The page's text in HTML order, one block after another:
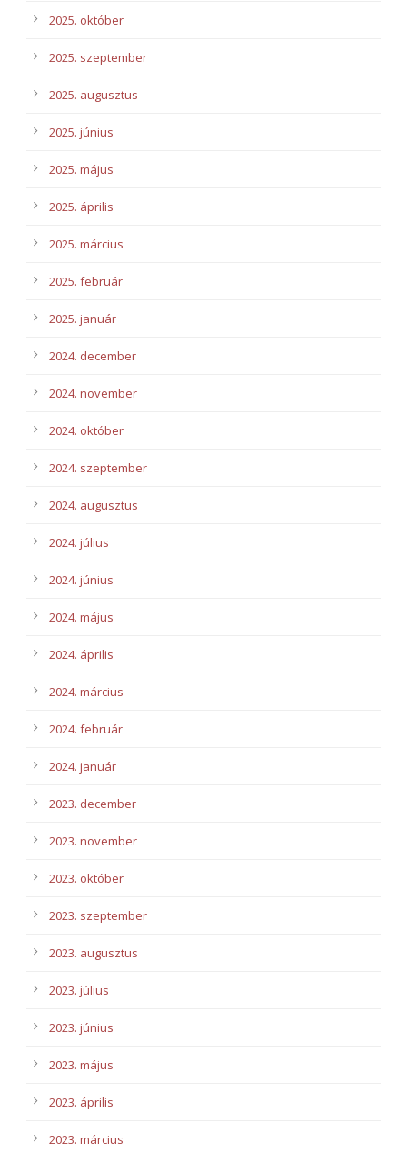
2025. október
2025. szeptember
2025. augusztus
2025. június
2025. május
2025. április
2025. március
2025. február
2025. január
2024. december
2024. november
2024. október
2024. szeptember
2024. augusztus
2024. július
2024. június
2024. május
2024. április
2024. március
2024. február
2024. január
2023. december
2023. november
2023. október
2023. szeptember
2023. augusztus
2023. július
2023. június
2023. május
2023. április
2023. március